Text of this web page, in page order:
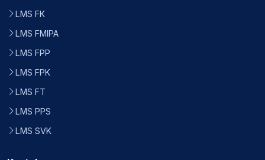
LMS FK
LMS FMIPA
LMS FPP
LMS FPK
LMS FT
LMS PPS
LMS SVK